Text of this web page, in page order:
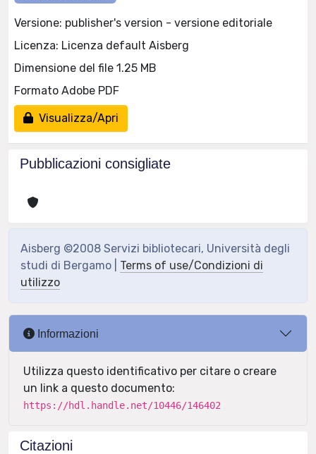
Versione: publisher's version - versione editoriale
Licenza: Licenza default Aisberg
Dimensione del file 1.25 MB
Formato Adobe PDF
Visualizza/Apri
Pubblicazioni consigliate
Aisberg ©2008 Servizi bibliotecari, Università degli
studi di Bergamo | Terms of use/Condizioni di
utilizzo
Informazioni
Utilizza questo identificativo per citare o creare
un link a questo documento:
https://hdl.handle.net/10446/146402
Citazioni